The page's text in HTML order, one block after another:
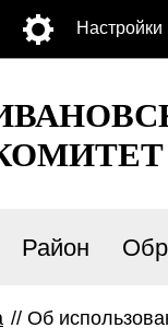
Настройки
Район
// Об